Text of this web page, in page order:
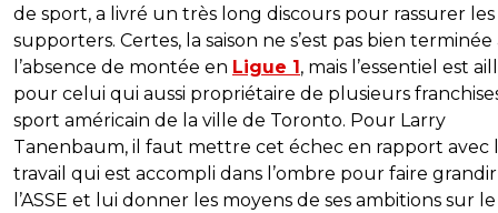
de sport, a livré un très long discours pour rassurer les
supporters. Certes, la saison ne s’est pas bien terminée
l’absence de montée en Ligue 1 , mais l’essentiel est
pour celui qui aussi propriétaire de plusieurs
sport américain de la ville de Toronto. Pour Larry
Tanenbaum, il faut mettre cet échec en rapport avec
travail qui est accompli dans l’ombre pour faire grandir
l’ASSE et lui donner les moyens de ses ambitions sur